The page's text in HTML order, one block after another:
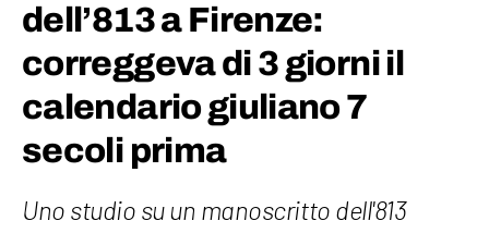
dell’813 a Firenze:
correggeva di 3 giorni il
calendario giuliano 7
secoli prima
Uno studio su un manoscritto dell'813